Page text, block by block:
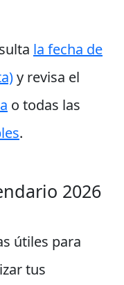
la fecha de
y revisa el
o todas las
.
2026
útiles para
tus